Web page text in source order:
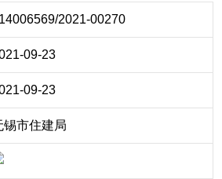
2021-00270
09-23
09-23
锡市住建局